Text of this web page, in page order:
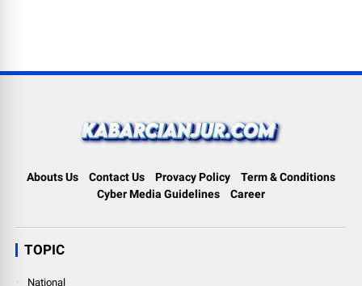
Abouts Us Contact Us Provacy Policy
Term & Conditions
Cyber Media Guidelines
Career
TOPIC
National